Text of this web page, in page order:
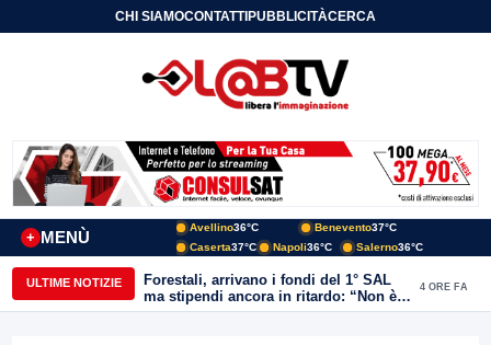
CHI SIAMOCONTATTIPUBBLICITÀCERCA
MENÙ
+
Avellino36°C Benevento37°C
Caserta37°C Napoli36°C Salerno36°C
ULTIME NOTIZIE
Forestali, arrivano i fondi del 1° SAL
ma stipendi ancora in ritardo: “Non è
più sostenibile”
4 ORE FA